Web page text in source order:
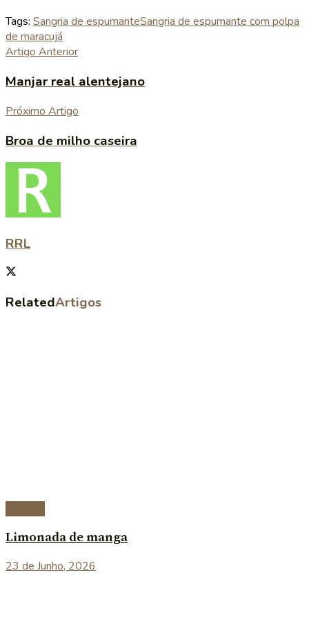
Tags: Sangria de espumanteSangria de espumante com polpa
de maracujá
Artigo Anterior
Manjar real alentejano
Próximo Artigo
Broa de milho caseira
RRL
RelatedArtigos
Limonada de manga
23 de Junho, 2026